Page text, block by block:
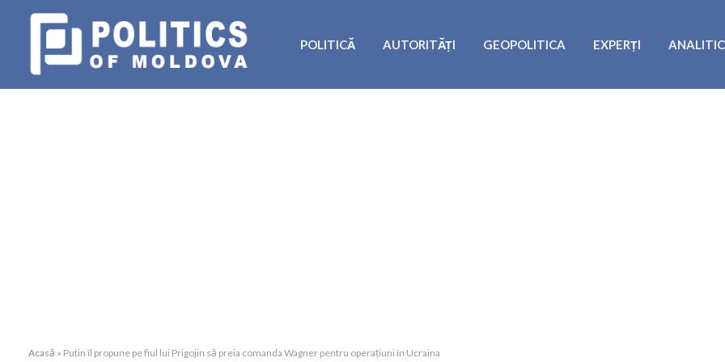
POLITICĂ AUTORITĂȚI GEOPOLITICA EXPERȚI
Acasă » Putin îl propune pe fiul lui Prigojin să preia comanda Wagner pentru operațiuni în Ucraina